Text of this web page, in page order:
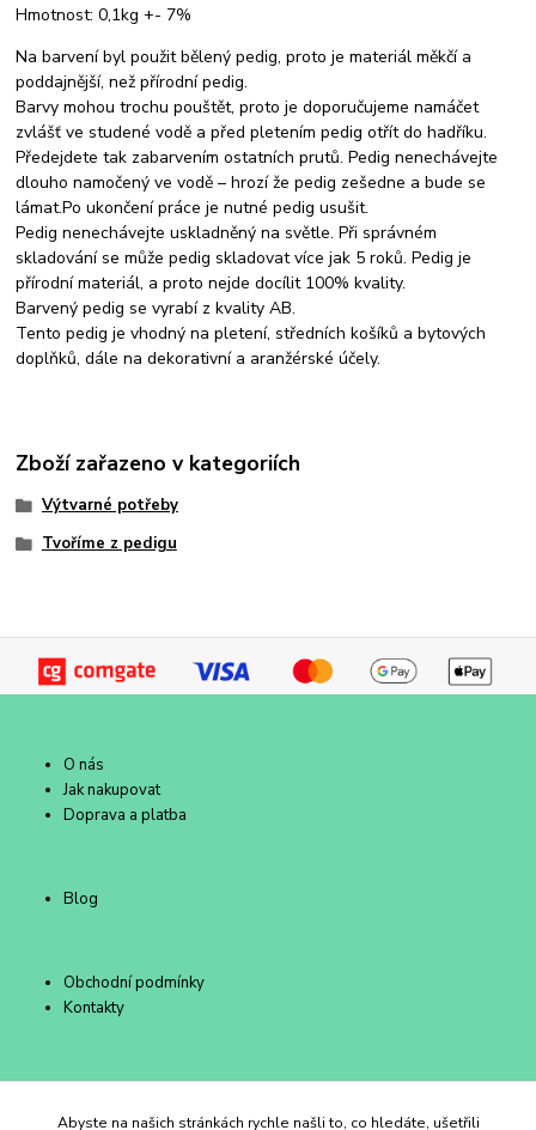
Hmotnost: 0,1kg +- 7%
Na barvení byl použit bělený pedig, proto je materiál měkčí a
poddajnější, než přírodní pedig.
Barvy mohou trochu pouštět, proto je doporučujeme namáčet
zvlášť ve studené vodě a před pletením pedig otřít do hadříku.
Předejdete tak zabarvením ostatních prutů. Pedig nenechávejte
dlouho namočený ve vodě – hrozí že pedig zešedne a bude se
lámat.Po ukončení práce je nutné pedig usušit.
Pedig nenechávejte uskladněný na světle. Při správném
skladování se může pedig skladovat více jak 5 roků. Pedig je
přírodní materiál, a proto nejde docílit 100% kvality.
Barvený pedig se vyrabí z kvality AB.
Tento pedig je vhodný na pletení, středních košíků a bytových
doplňků, dále na dekorativní a aranžérské účely.
Zboží zařazeno v kategoriích
Výtvarné potřeby
Tvoříme z pedigu
O nás
Jak nakupovat
Doprava a platba
Blog
Obchodní podmínky
Kontakty
Duhový Ateliér Kroměříž
Abyste na našich stránkách rychle našli to, co hledáte, ušetřili